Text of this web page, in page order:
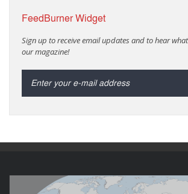
FeedBurner Widget
Sign up to receive email updates and to hear
our magazine!